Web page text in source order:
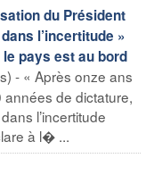
du Président
l’incertitude »
pays est au bord
- « Après onze ans
de dictature,
l’incertitude
à l� ...